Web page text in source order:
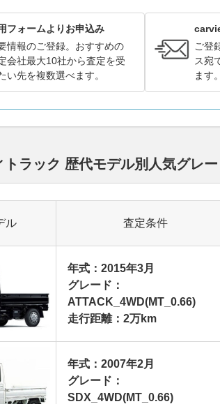
フォームよりお申込み
情報のご登録。おすすめの
会社最大10社から査定を受
い先を複数選べます。
ご登
ス宛
ます。
ラック 歴代モデル別人気グレ
ル 査定条件
年式：2015年3月
グレード：
ATTACK_4WD(MT_0.66)
走行距離：2万km
年式：2007年2月
グレード：
SDX_4WD(MT_0.66)